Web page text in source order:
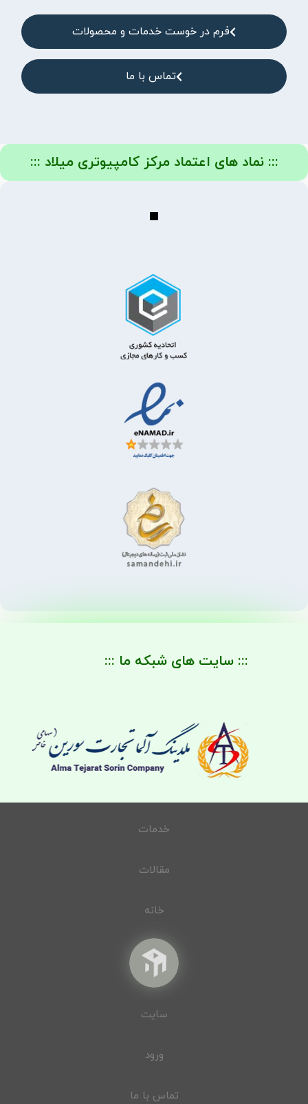
فرم در خوست خدمات و محصولات
تماس با ما
::: نماد های اعتماد مرکز کامپیوتری میلاد :::
::: سایت های شبکه ما :::
خدمات
مقالات
خانه
سایت
ورود
تماس با ما